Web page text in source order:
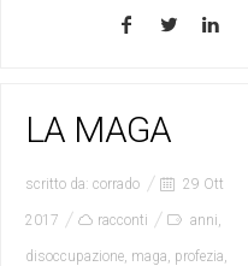
LA MAGA
scritto da: corrado 29 Ott
2017 racconti anni,
disoccupazione, maga, profezia,